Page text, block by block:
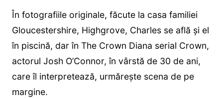
În fotografiile originale, făcute la casa familiei
Gloucestershire, Highgrove, Charles se află și el
în piscină, dar în The Crown Diana serial Crown,
actorul Josh O’Connor, în vârstă de 30 de ani,
care îl interpretează, urmărește scena de pe
margine.